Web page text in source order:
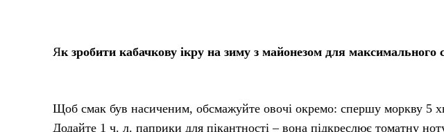
Як зробити кабачкову ікру на зиму з майонезом для максимального
Щоб смак був насиченим, обсмажуйте овочі окремо: спершу моркву 5
Додайте 1 ч. л. паприки для пікантності – вона підкреслює томатну